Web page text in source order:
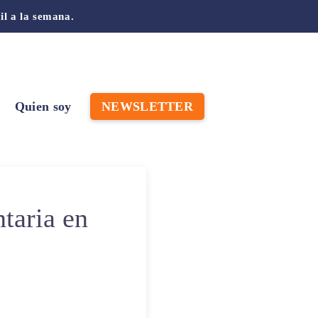
a la semana.
Quien soy NEWSLETTER
en